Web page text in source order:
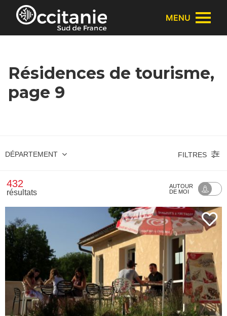
Panneau de gestion des cookies
MENU
Résidences de tourisme,
page 9
DÉPARTEMENT FILTRES
432
résultats
AUTOUR
DE MOI